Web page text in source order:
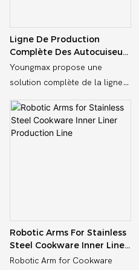
Ligne De Production
Complète Des Autocuiseurs
Pour L'acier Inoxydable &
Aluminium
Youngmax propose une
solution complète de la ligne
de production des
autocuiseurs conçue pour les
fabricants d'ustensiles de
pour répondre aux besoins de
l'échelle et de la conception
de votre usine. Nos machines
offrent des performances
Robotic Arms For Stainless
Steel Cookware Inner Liner
Production Line
Robotic Arm for Cookware